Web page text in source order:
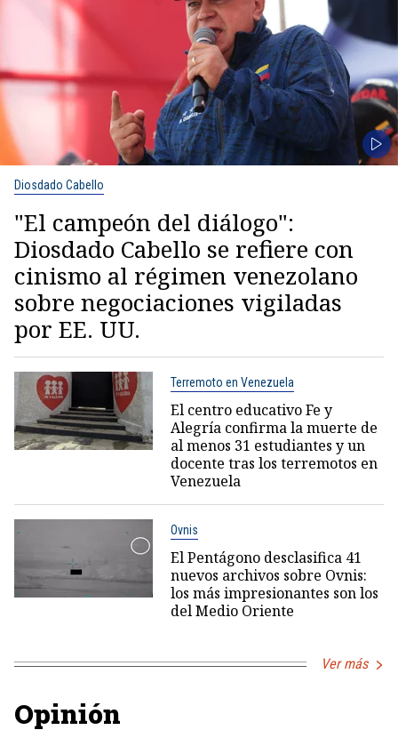
Diosdado Cabello
"El campeón del diálogo":
Diosdado Cabello se refiere con
cinismo al régimen venezolano
sobre negociaciones vigiladas
por EE. UU.
Terremoto en Venezuela
El centro educativo Fe y
Alegría confirma la muerte de
al menos 31 estudiantes y un
docente tras los terremotos en
Venezuela
Ovnis
El Pentágono desclasifica 41
nuevos archivos sobre Ovnis:
los más impresionantes son los
del Medio Oriente
Ver más
Opinión